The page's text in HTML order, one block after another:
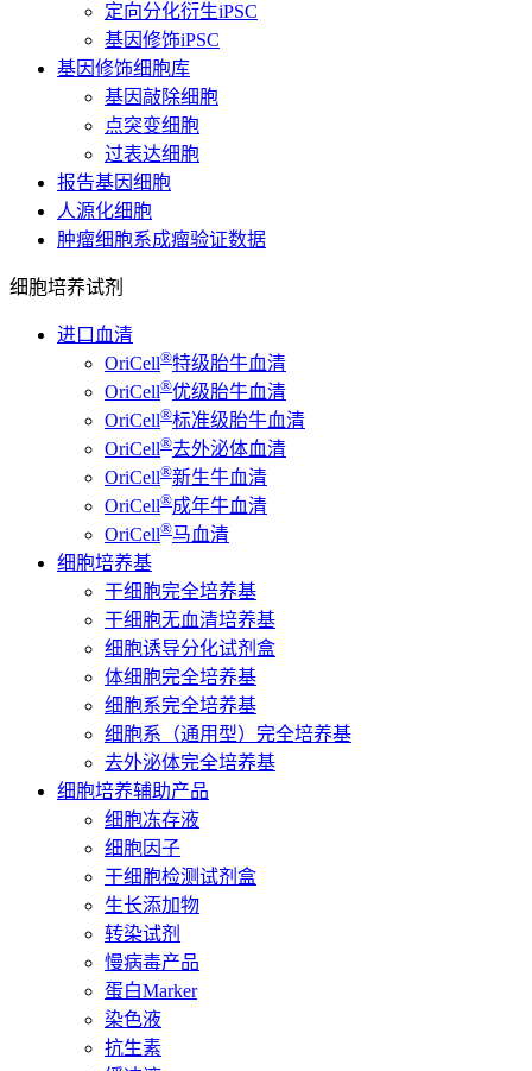
定向分化衍生iPSC
基因修饰iPSC
基因修饰细胞库
基因敲除细胞
点突变细胞
过表达细胞
报告基因细胞
人源化细胞
肿瘤细胞系成瘤验证数据
细胞培养试剂
进口血清
OriCell®特级胎牛血清
OriCell®优级胎牛血清
OriCell®标准级胎牛血清
OriCell®去外泌体血清
OriCell®新生牛血清
OriCell®成年牛血清
OriCell®马血清
细胞培养基
干细胞完全培养基
干细胞无血清培养基
细胞诱导分化试剂盒
体细胞完全培养基
细胞系完全培养基
细胞系（通用型）完全培养基
去外泌体完全培养基
细胞培养辅助产品
细胞冻存液
细胞因子
干细胞检测试剂盒
生长添加物
转染试剂
慢病毒产品
蛋白Marker
染色液
抗生素